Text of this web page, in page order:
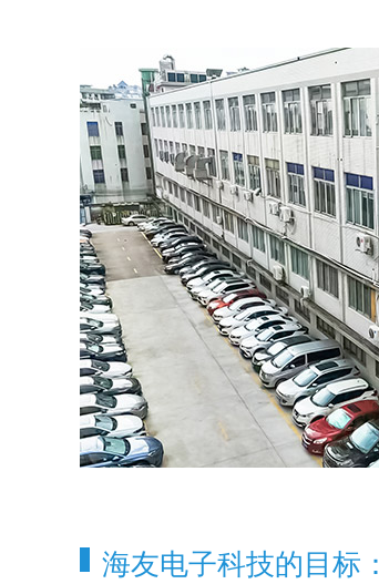
海友电子科技的目标：